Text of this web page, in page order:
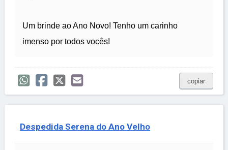
Um brinde ao Ano Novo! Tenho um carinho
imenso por todos vocês!
copiar
Despedida Serena do Ano Velho